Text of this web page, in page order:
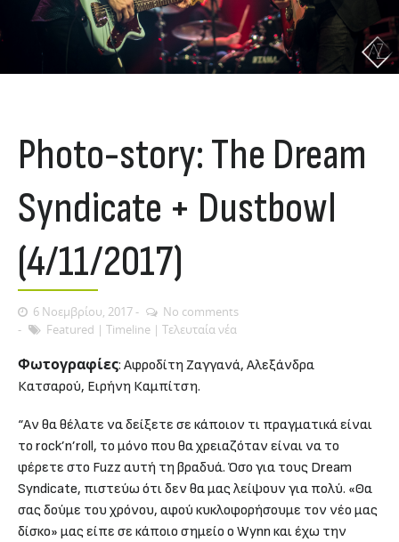
Photo-story: The Dream
Syndicate + Dustbowl
(4/11/2017)
6 Νοεμβρίου, 2017
No comments
Featured | Timeline | Τελευταία νέα
Φωτογραφίες: Αφροδίτη Ζαγγανά, Αλεξάνδρα
Κατσαρού, Ειρήνη Καμπίτση.
“Αν θα θέλατε να δείξετε σε κάποιον τι πραγματικά είναι
το rock’n’roll, το μόνο που θα χρειαζόταν είναι να το
φέρετε στο Fuzz αυτή τη βραδυά. Όσο για τους Dream
Syndicate, πιστεύω ότι δεν θα μας λείψουν για πολύ. «Θα
σας δούμε του χρόνου, αφού κυκλοφορήσουμε τον νέο μας
δίσκο» μας είπε σε κάποιο σημείο ο Wynn και έχω την